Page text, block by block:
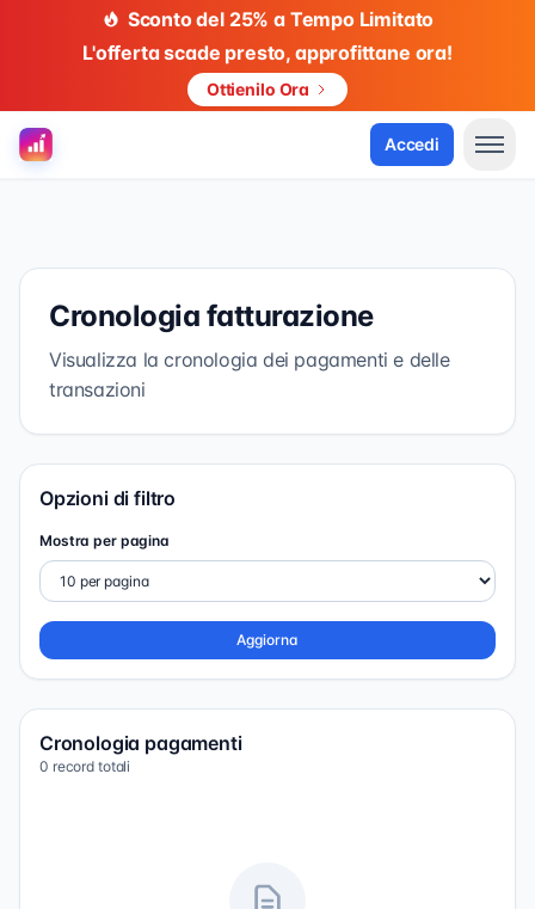
Sconto del 25% a Tempo Limitato
L'offerta scade presto, approfittane ora!
Ottienilo Ora
Accedi
Cronologia fatturazione
Visualizza la cronologia dei pagamenti e delle
transazioni
Opzioni di filtro
Mostra per pagina
Aggiorna
Cronologia pagamenti
0 record totali